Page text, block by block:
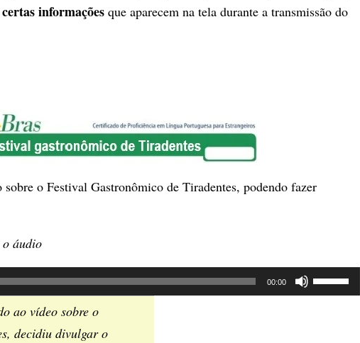
informações que aparecem na tela durante a transmissão do
o Festival Gastronômico de Tiradentes, podendo fazer
o áudio
00:00
Use
as
ao vídeo sobre o
decidiu divulgar o